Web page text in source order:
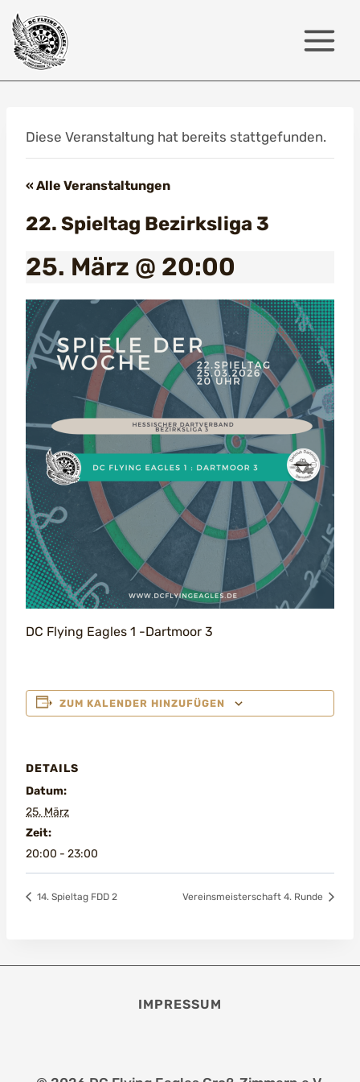
Zum
Inhalt
springen
Diese Veranstaltung hat bereits stattgefunden.
« Alle Veranstaltungen
22. Spieltag Bezirksliga 3
25. März @ 20:00
DC Flying Eagles 1 -Dartmoor 3
ZUM KALENDER HINZUFÜGEN
DETAILS
Datum:
25. März
Zeit:
20:00 - 23:00
14. Spieltag FDD 2 Vereinsmeisterschaft 4. Runde
IMPRESSUM